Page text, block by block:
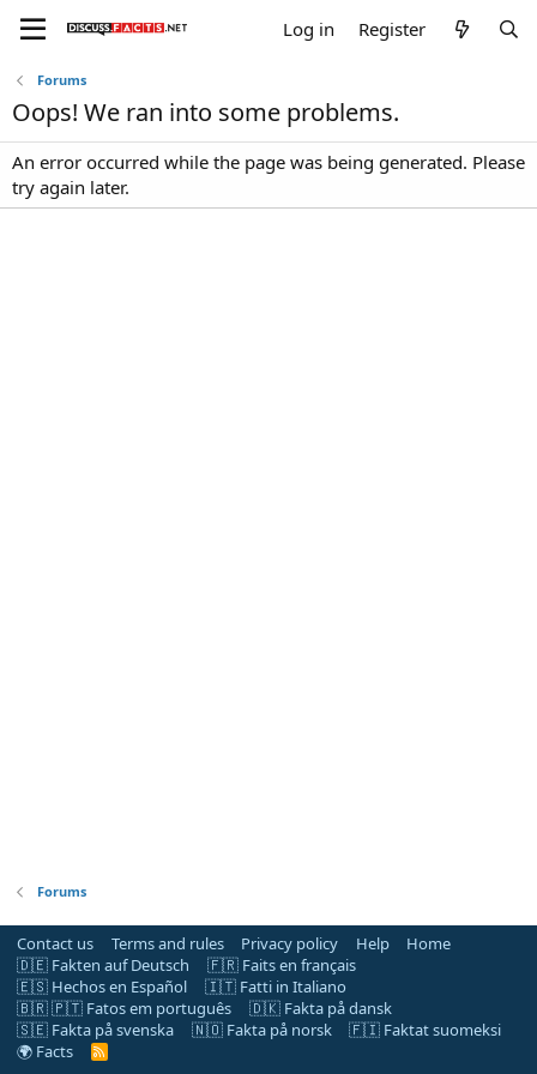
Log in Register
Forums
Oops! We ran into some problems.
An error occurred while the page was being generated. Please
try again later.
Forums
Contact us Terms and rules Privacy policy Help
Home
🇩🇪 Fakten auf Deutsch
🇫🇷 Faits en français
🇪🇸 Hechos en Español
🇮🇹 Fatti in Italiano
🇧🇷 🇵🇹 Fatos em português
🇩🇰 Fakta på dansk
🇸🇪 Fakta på svenska
🇳🇴 Fakta på norsk
🇫🇮 Faktat suomeksi
🌍 Facts
R